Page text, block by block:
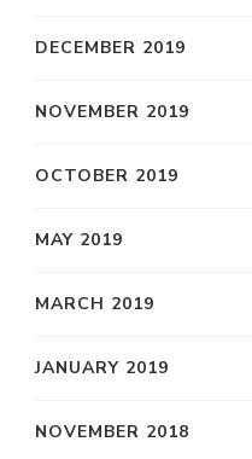
DECEMBER 2019
NOVEMBER 2019
OCTOBER 2019
MAY 2019
MARCH 2019
JANUARY 2019
NOVEMBER 2018